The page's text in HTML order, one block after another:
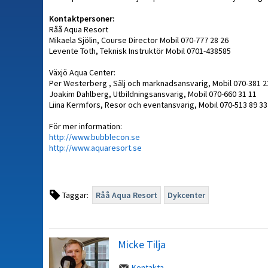
Kontaktpersoner:
Råå Aqua Resort
Mikaela Sjölin, Course Director Mobil 070-777 28 26
Levente Toth, Teknisk Instruktör Mobil 0701-438585
Växjö Aqua Center:
Per Westerberg , Sälj och marknadsansvarig, Mobil 070-381
Joakim Dahlberg, Utbildningsansvarig, Mobil 070-660 31 11
Liina Kermfors, Resor och eventansvarig, Mobil 070-513 89 33
För mer information:
http://www.bubblecon.se
http://www.aquaresort.se
Taggar: Råå Aqua Resort Dykcenter
Micke Tilja